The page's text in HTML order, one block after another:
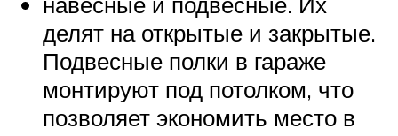
делят на открытые и закрытые.
Подвесные полки в гараже
монтируют под потолком, что
позволяет экономить место в